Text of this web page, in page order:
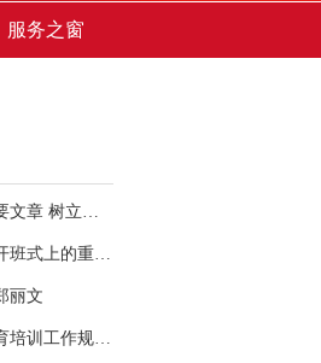
服务之窗
《求是》杂志发表习近平总书记重要文章 树立和践行正确政绩观
习近平主席在全军高级干部培训班开班式上的重要讲话引领全军开展思想整风、深化政治整训
丽文
中共中央办公厅印发《全国党员教育培训工作规划（2024－2028年）》